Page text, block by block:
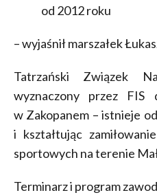
od 2012 roku
– wyjaśnił marszałek
Tatrzański Związek
wyznaczony przez FIS
w Zakopanem – istnieje
i kształtując
sportowych na terenie
Terminarz i program